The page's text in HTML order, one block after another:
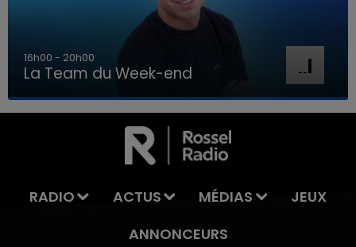
LA TEAM DU WEEK-END
16h00 - 20h00
La Team du Week-end
RADIO ACTUS MÉDIAS
JEUX
ANNONCEURS